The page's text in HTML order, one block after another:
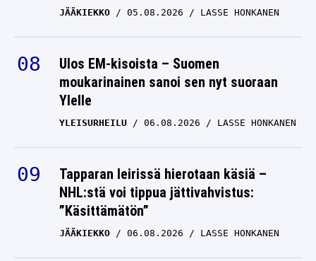
JÄÄKIEKKO 05.08.2026 LASSE HONKANEN
Ulos EM-kisoista – Suomen
moukarinainen sanoi sen nyt suoraan
Ylelle
YLEISURHEILU 06.08.2026 LASSE HONKANEN
Tapparan leirissä hierotaan käsiä –
NHL:stä voi tippua jättivahvistus:
”Käsittämätön”
JÄÄKIEKKO 06.08.2026 LASSE HONKANEN